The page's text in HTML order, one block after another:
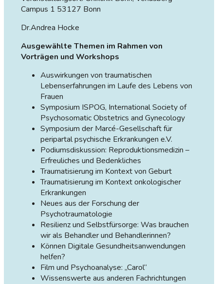
Campus 1 53127 Bonn
Dr.Andrea Hocke
Ausgewählte Themen im Rahmen von
Vorträgen und Workshops
Auswirkungen von traumatischen
Lebenserfahrungen im Laufe des Lebens von
Frauen
Symposium ISPOG, International Society of
Psychosomatic Obstetrics and Gynecology
Symposium der Marcé-Gesellschaft für
peripartal psychische Erkrankungen e.V.
Podiumsdiskussion: Reproduktionsmedizin –
Erfreuliches und Bedenkliches
Traumatisierung im Kontext von Geburt
Traumatisierung im Kontext onkologischer
Erkrankungen
Neues aus der Forschung der
Psychotraumatologie
Resilienz und Selbstfürsorge: Was brauchen
wir als Behandler und Behandlerinnen?
Können Digitale Gesundheitsanwendungen
helfen?
Film und Psychoanalyse: „Carol“
Wissenswerte aus anderen Fachrichtungen